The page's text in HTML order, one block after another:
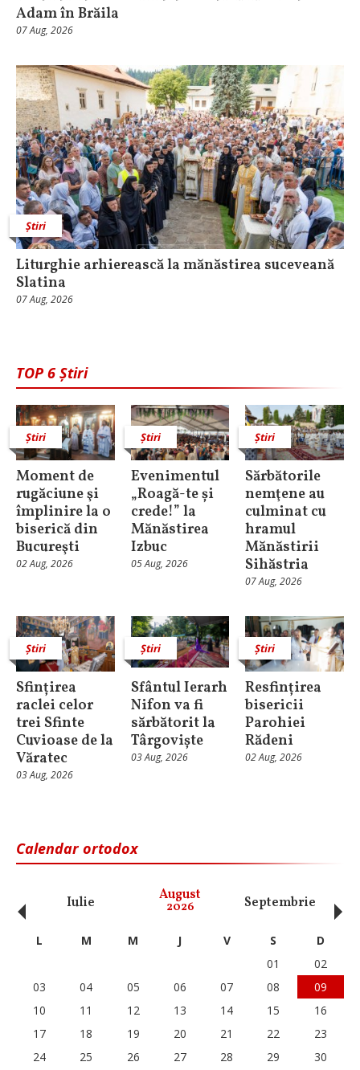
Adam în Brăila
07 Aug, 2026
Știri
Liturghie arhierească la mănăstirea suceveană
Slatina
07 Aug, 2026
TOP 6 Știri
Știri
Moment de
rugăciune şi
împlinire la o
biserică din
Bucureşti
02 Aug, 2026
Știri
Evenimentul
„Roagă-te și
crede!” la
Mănăstirea
Izbuc
05 Aug, 2026
Știri
Sărbătorile
nemţene au
culminat cu
hramul
Mănăstirii
Sihăstria
07 Aug, 2026
Știri
Sfințirea
raclei celor
trei Sfinte
Cuvioase de la
Văratec
03 Aug, 2026
Știri
Sfântul Ierarh
Nifon va fi
sărbătorit la
Târgoviște
03 Aug, 2026
Știri
Resfințirea
bisericii
Parohiei
Rădeni
02 Aug, 2026
Calendar ortodox
Iulie August
2026 Septembrie
‹ L M M J V S
D
01
02
03
04 05 06 07 08
09
10
11 12 13 14 15
16
17
18 19 20 21 22
23
24
25 26 27 28 29
30